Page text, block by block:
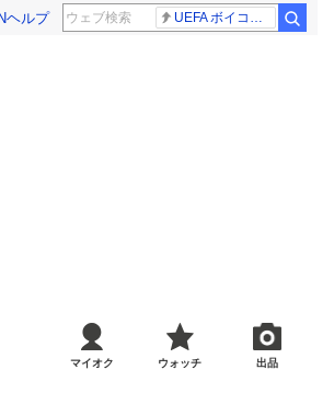
ヘルプ UEFA ボイコット継続
マイオク ウォッチ 出品